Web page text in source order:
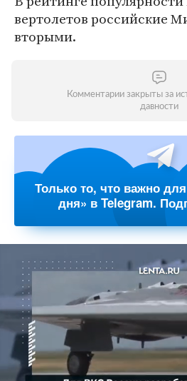
вертолетов российские
вторыми.
Комментарии закрыты за
давности
Только то, что важно
дня» в Telegram.